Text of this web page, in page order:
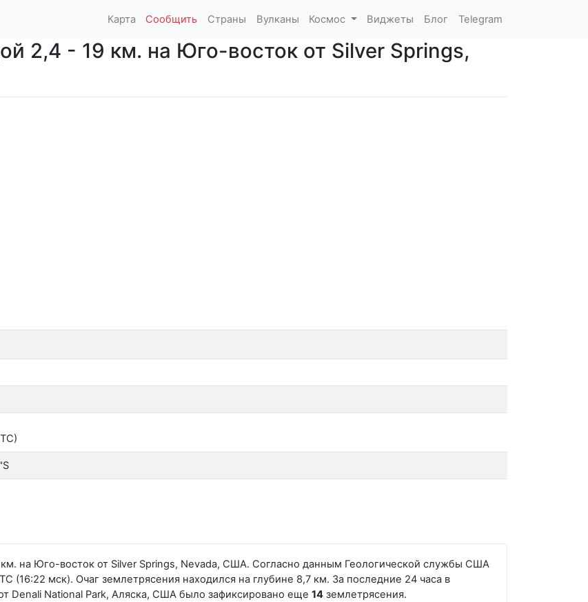
Карта Сообщить Страны Вулканы Космос Виджеты Блог Telegram
2,4 - 19 км. на Юго-восток от Silver Springs,
на Юго-восток от Silver Springs, Nevada, США. Согласно данным Геологической службы США
(16:22 мск). Очаг землетрясения находился на глубине 8,7 км. За последние 24 часа в
Denali National Park, Аляска, США было зафиксировано еще 14землетрясения.